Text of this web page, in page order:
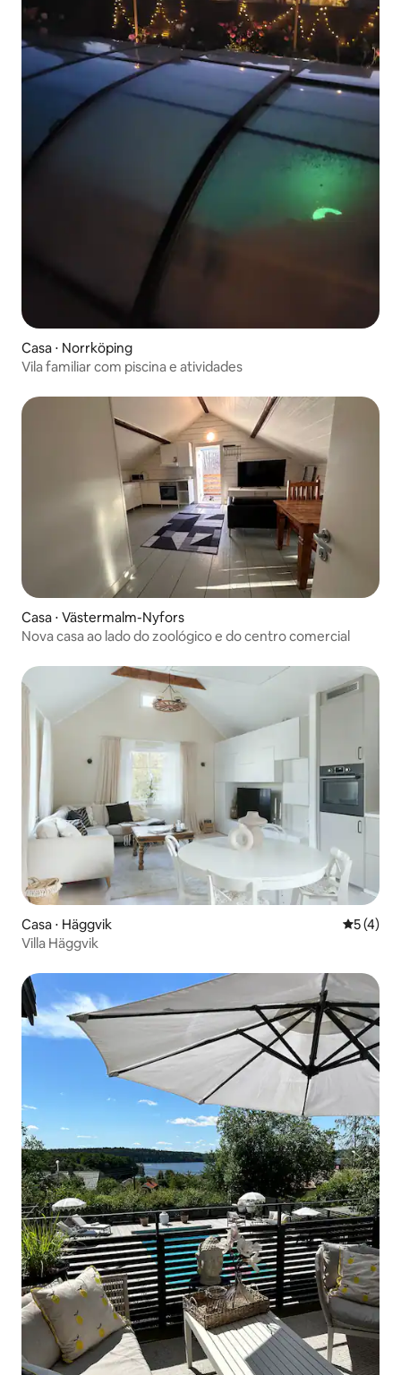
Casa ⋅ Norrköping
Vila familiar com piscina e atividades
Casa ⋅ Västermalm-Nyfors
Nova casa ao lado do zoológico e do centro comercial
Casa ⋅ Häggvik 5 de
5 (4)
Villa Häggvik